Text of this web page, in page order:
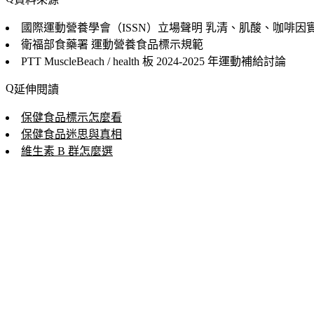
國際運動營養學會（ISSN）立場聲明 乳清、肌酸、咖啡因
衛福部食藥署 運動營養食品標示規範
PTT MuscleBeach / health 板 2024-2025 年運動補給討論
延伸閱讀
保健食品標示怎麼看
保健食品迷思與真相
維生素 B 群怎麼選